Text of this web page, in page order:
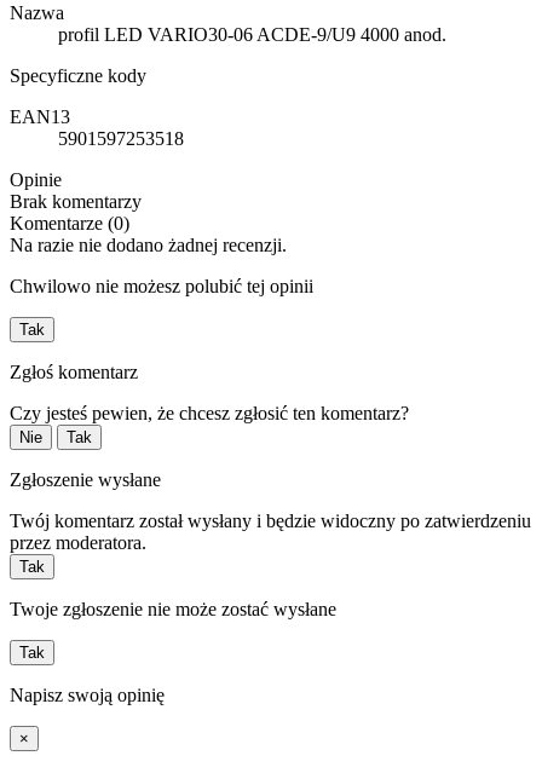
Nazwa
profil LED VARIO30-06 ACDE-9/U9 4000 anod.
Specyficzne kody
EAN13
5901597253518
Opinie
Brak komentarzy
Komentarze (0)
Na razie nie dodano żadnej recenzji.
Chwilowo nie możesz polubić tej opinii
Tak
Zgłoś komentarz
Czy jesteś pewien, że chcesz zgłosić ten komentarz?
Nie Tak
Zgłoszenie wysłane
Twój komentarz został wysłany i będzie widoczny po zatwierdzeniu
przez moderatora.
Tak
Twoje zgłoszenie nie może zostać wysłane
Tak
Napisz swoją opinię
×